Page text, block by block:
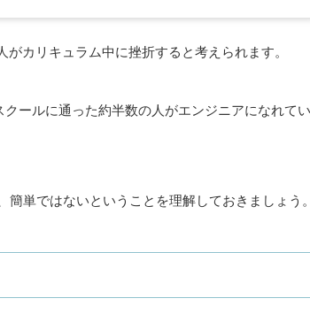
カリキュラム中に挫折すると考えられます。
ールに通った約半数の人がエンジニアになれてい
単ではないということを理解しておきましょう